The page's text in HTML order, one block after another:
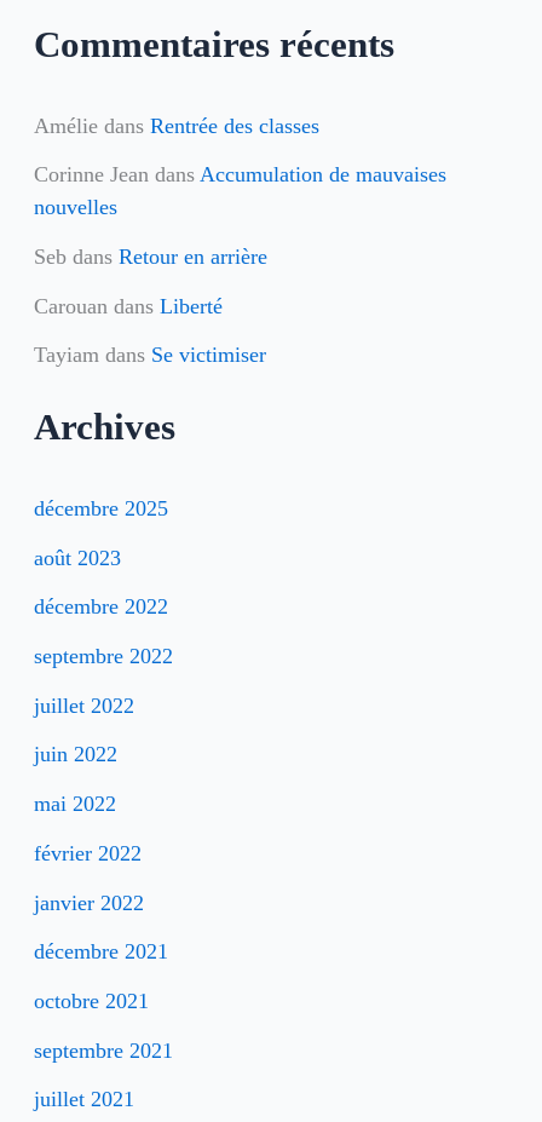
Commentaires récents
Amélie dansRentrée des classes
Corinne Jean dansAccumulation de mauvaises
nouvelles
Seb dansRetour en arrière
Carouan dansLiberté
Tayiam dans Se victimiser
Archives
décembre 2025
août 2023
décembre 2022
septembre 2022
juillet 2022
juin 2022
mai 2022
février 2022
janvier 2022
décembre 2021
octobre 2021
septembre 2021
juillet 2021